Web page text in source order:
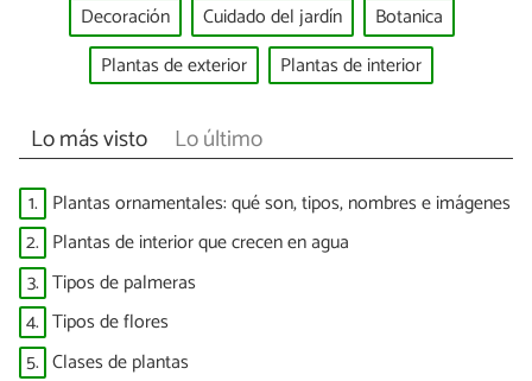
Decoración Cuidado del jardín
Botanica
Plantas de exterior
Plantas de interior
Lo más visto Lo último
1. Plantas ornamentales: qué son, tipos, nombres e imágenes
2. Plantas de interior que crecen en agua
3. Tipos de palmeras
4. Tipos de flores
5. Clases de plantas